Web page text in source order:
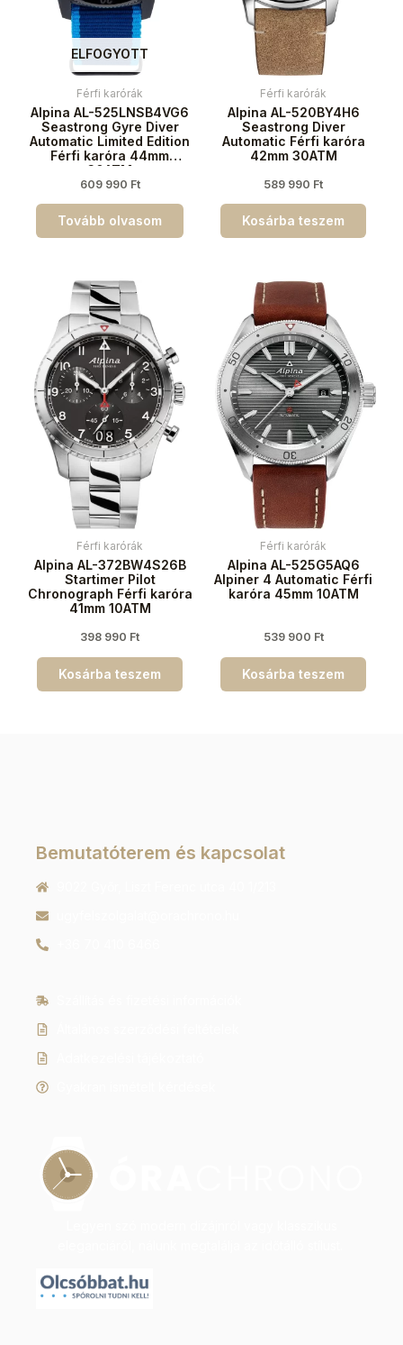
ELFOGYOTT
Férfi karórák
Alpina AL-525LNSB4VG6
Seastrong Gyre Diver
Automatic Limited Edition
Férfi karóra 44mm
30ATM
609 990 Ft
Tovább olvasom
Férfi karórák
Alpina AL-520BY4H6
Seastrong Diver
Automatic Férfi karóra
42mm 30ATM
589 990 Ft
Kosárba teszem
Férfi karórák
Alpina AL-372BW4S26B
Startimer Pilot
Chronograph Férfi karóra
41mm 10ATM
398 990 Ft
Kosárba teszem
Férfi karórák
Alpina AL-525G5AQ6
Alpiner 4 Automatic Férfi
karóra 45mm 10ATM
539 900 Ft
Kosárba teszem
Bemutatóterem és kapcsolat